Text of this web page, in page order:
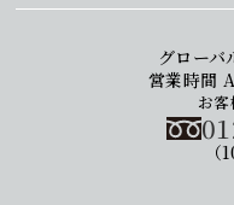
グロー
営業時間
お